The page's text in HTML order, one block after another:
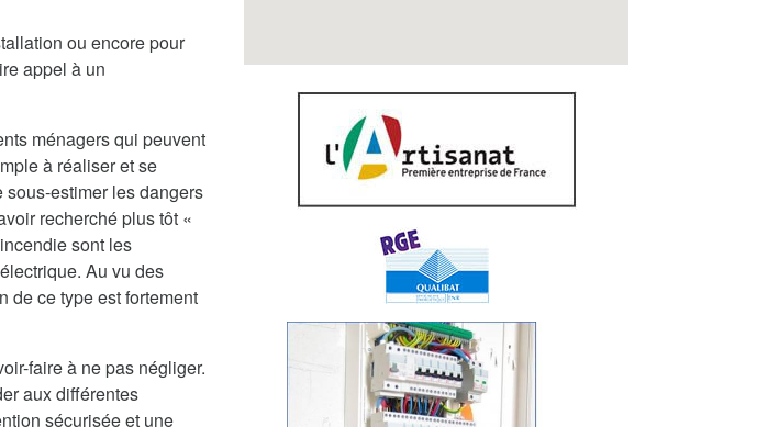
ou encore pour
appel à un
ménagers qui peuvent
à réaliser et se
sous-estimer les dangers
recherché plus tôt «
sont les
Au vu des
de ce type est fortement
faire à ne pas négliger.
aux différentes
sécurisée et une